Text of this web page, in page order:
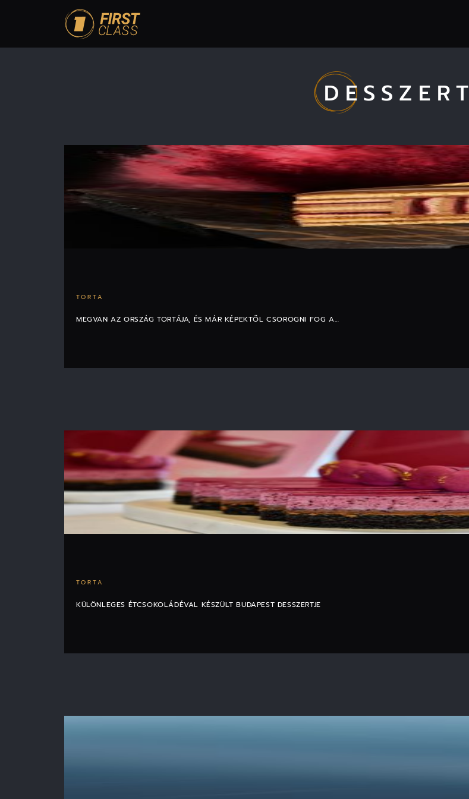
DESSZERT
TORTA
MEGVAN AZ ORSZÁG TORTÁJA, ÉS MÁR KÉPEKTŐL CSOROGNI FOG A…
TORTA
KÜLÖNLEGES ÉTCSOKOLÁDÉVAL KÉSZÜLT BUDAPEST DESSZERTJE